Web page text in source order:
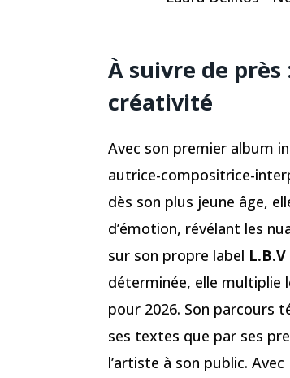
À suivre de près
créativité
Avec son premier album
autrice-compositrice-
dès son plus jeune âge,
d’émotion, révélant les
sur son propre label L.B.V
déterminée, elle multiplie
pour 2026. Son parcours
ses textes que par ses
l’artiste à son public. Avec